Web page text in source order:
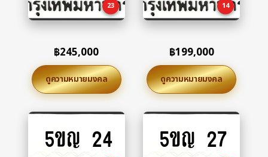
23
฿245,000
ดูความหมายมงคล
14
฿199,000
ดูความหมายมงคล
to
5ขญ 24
to
5ขญ 27